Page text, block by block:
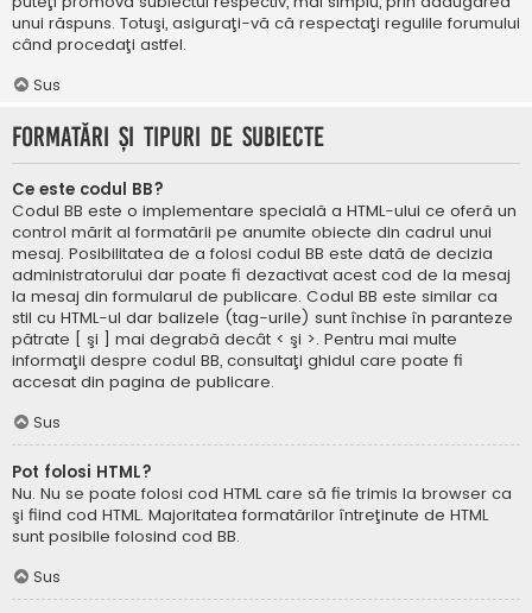
unui răspuns. Totuşi, asiguraţi-vă că respectaţi regulile forumului
când procedaţi astfel.
Sus
Formatări şi tipuri de subiecte
Ce este codul BB?
Codul BB este o implementare specială a HTML-ului ce oferă un
control mărit al formatării pe anumite obiecte din cadrul unui
mesaj. Posibilitatea de a folosi codul BB este dată de decizia
administratorului dar poate fi dezactivat acest cod de la mesaj
la mesaj din formularul de publicare. Codul BB este similar ca
stil cu HTML-ul dar balizele (tag-urile) sunt închise în paranteze
pătrate [ şi ] mai degrabă decât < şi >. Pentru mai multe
informaţii despre codul BB, consultaţi ghidul care poate fi
accesat din pagina de publicare.
Sus
Pot folosi HTML?
Nu. Nu se poate folosi cod HTML care să fie trimis la browser ca
şi fiind cod HTML. Majoritatea formatărilor întreţinute de HTML
sunt posibile folosind cod BB.
Sus